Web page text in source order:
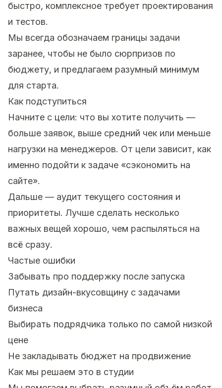
быстро, комплексное требует проектирования
и тестов.
Мы всегда обозначаем границы задачи
заранее, чтобы не было сюрпризов по
бюджету, и предлагаем разумный минимум
для старта.
Как подступиться
Начните с цели: что вы хотите получить —
больше заявок, выше средний чек или меньше
нагрузки на менеджеров. От цели зависит, как
именно подойти к задаче «сэкономить на
сайте».
Дальше — аудит текущего состояния и
приоритеты. Лучше сделать несколько
важных вещей хорошо, чем распыляться на
всё сразу.
Частые ошибки
Забывать про поддержку после запуска
Путать дизайн-вкусовщину с задачами
бизнеса
Выбирать подрядчика только по самой низкой
цене
Не закладывать бюджет на продвижение
Как мы решаем это в студии